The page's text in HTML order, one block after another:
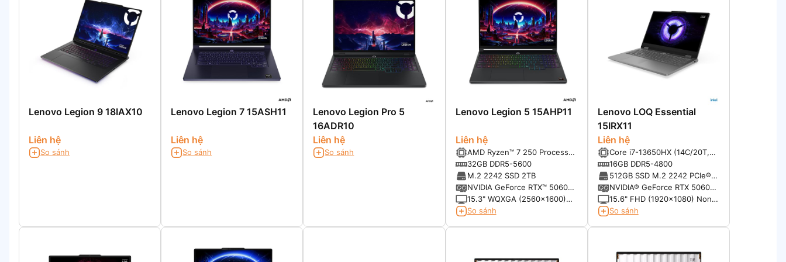
Lenovo Legion 9 18IAX10
Liên hệ
So sánh
Lenovo Legion 7 15ASH11
Liên hệ
So sánh
Lenovo Legion Pro 5
16ADR10
Liên hệ
So sánh
Lenovo Legion 5 15AHP11
Liên hệ
AMD Ryzen™ 7 250 Processor
(8C, 16T, up to 5.10GHz)
32GB DDR5-5600
M.2 2242 SSD 2TB
NVIDIA GeForce RTX™ 5060
Laptop GPU
15.3" WQXGA (2560x1600)
OLED 1000nits (HDR peak) /
So sánh
Lenovo LOQ Essential
15IRX11
Liên hệ
Core i7-13650HX (14C/20T,
up to 4.96GHz, 24MB)
16GB DDR5-4800
512GB SSD M.2 2242 PCIe®
4.0 NVMe®
NVIDIA® GeForce RTX 5060
8GB GDDR7
15.6" FHD (1920x1080) Non-
touch IPS 300nits 16:9 100%
So sánh